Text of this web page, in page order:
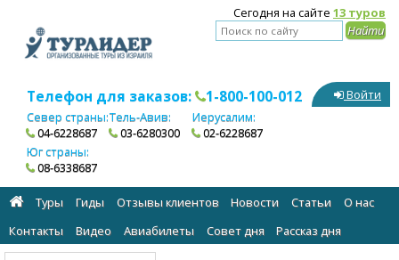
Сегодня на сайте 13 туров
Телефон для заказов: 1-800-100-012
Север страны:
04-6228687
Тель-Авив:
03-6280300
Иерусалим:
02-6228687
Юг страны:
08-6338687
Войти
Туры Гиды Отзывы клиентов Новости Статьи
О нас
Контакты
Видео Авиабилеты Cовет дня Рассказ дня